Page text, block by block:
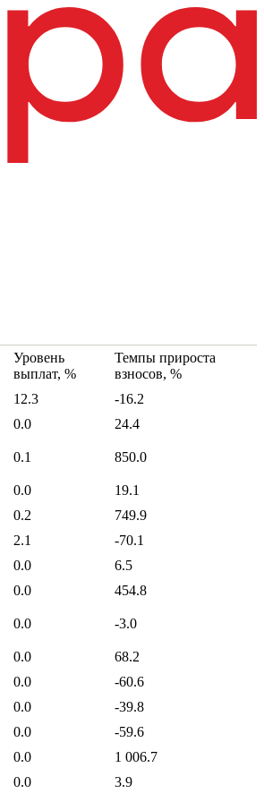
Уровень
выплат, %
Темпы прироста
взносов, %
12.3
-16.2
0.0 24.4
0.1 850.0
0.0
19.1
0.2
749.9
2.1
-70.1
0.0
6.5
0.0 454.8
0.0 -3.0
0.0
68.2
0.0
-60.6
0.0
-39.8
0.0
-59.6
0.0
1 006.7
0.0
3.9